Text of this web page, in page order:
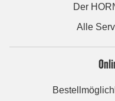
Der
Alle